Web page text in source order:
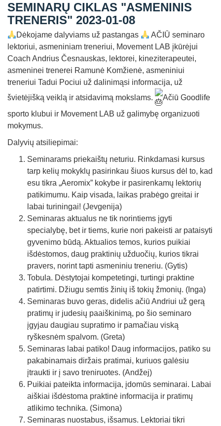
Sėkmės istorijos
Atsiliepimai
Kontaktai
SEMINARŲ CIKLAS "ASMENINIS
TRENERIS" 2023-01-08
Dėkojame dalyviams už pastangas
AČIŪ seminaro
lektoriui, asmeniniam treneriui, Movement LAB įkūrėjui
Coach Andrius Česnauskas, lektorei, kineziterapeutei,
asmeninei trenerei Ramunė Komžienė, asmeniniui
treneriui Tadui Pociui už dalinimąsi informacija, už
švietėjišką veiklą ir atsidavimą mokslams.
Ačiū Goodlife
sporto klubui ir Movement LAB už galimybę organizuoti
mokymus.
Dalyvių atsiliepimai:
Seminarams priekaištų neturiu. Rinkdamasi kursus
tarp kelių mokyklų pasirinkau šiuos kursus dėl to, kad
esu tikra „Aeromix” kokybe ir pasirenkamų lektorių
patikimumu. Kaip visada, laikas prabėgo greitai ir
labai turiningai! (Jevgenija)
Seminaras aktualus ne tik norintiems įgyti
specialybę, bet ir tiems, kurie nori pakeisti ar pataisyti
gyvenimo būdą. Aktualios temos, kurios puikiai
išdėstomos, daug praktinių užduočių, kurios tikrai
pravers, norint tapti asmeniniu treneriu. (Gytis)
Tobula. Dėstytojai kompetetingi, turtingi praktine
patirtimi. Džiugu semtis žinių iš tokių žmonių. (Inga)
Seminaras buvo geras, didelis ačiū Andriui už gerą
pratimų ir judesių paaiškinimą, po šio seminaro
įgyjau daugiau supratimo ir pamačiau viską
ryškesnėm spalvom. (Greta)
Seminaras labai patiko! Daug informacijos, patiko su
pakabinamais diržais pratimai, kuriuos galėsiu
įtraukti ir į savo treniruotes. (Andžej)
Puikiai pateikta informacija, įdomūs seminarai. Labai
aiškiai išdėstoma praktinė informacija ir pratimų
atlikimo technika. (Simona)
Seminaras nuostabus, išsamus. Lektoriai tikri